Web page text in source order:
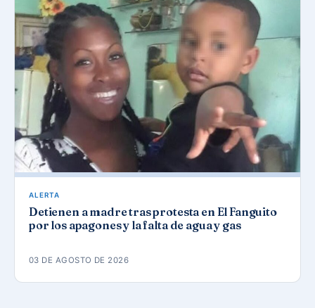
ALERTA
Detienen a madre tras protesta en El Fanguito
por los apagones y la falta de agua y gas
03 DE AGOSTO DE 2026